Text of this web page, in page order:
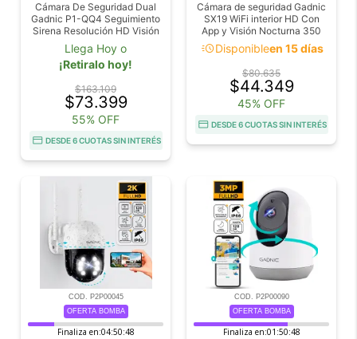
Cámara De Seguridad Dual
Gadnic P1-QQ4 Seguimiento
Sirena Resolución HD Visión
Nocturna App Móvil
Llega Hoy o
¡Retiralo hoy!
$163.109
$73.399
55% OFF
DESDE 6 CUOTAS SIN INTERÉS
Cámara de seguridad Gadnic
SX19 WiFi interior HD Con
App y Visión Nocturna 350
grados Audio Bidireccional
acuteDisponibleen 15 días
$80.635
$44.349
45% OFF
DESDE 6 CUOTAS SIN INTERÉS
COD. P2P00045
OFERTA BOMBA
Finaliza en:04:50:46
COD. P2P00090
OFERTA BOMBA
Finaliza en:01:50:46